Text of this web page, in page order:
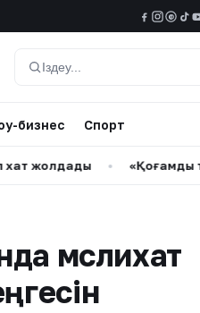
@
Іздеу
бизнес Спорт
• «Қоғамдық
мәслихат